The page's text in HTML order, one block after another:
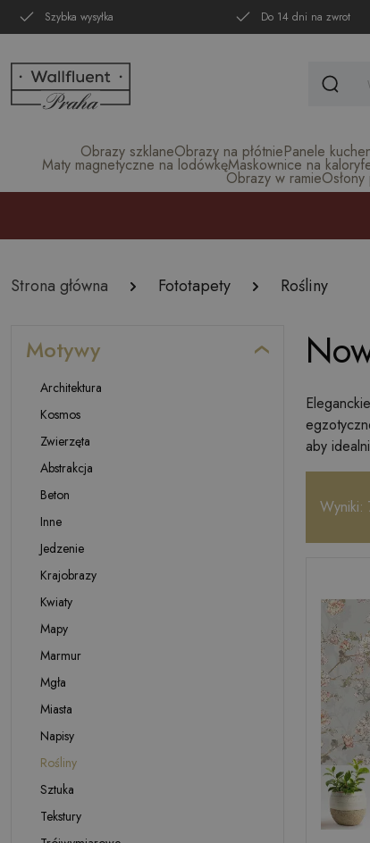
Szybka wysyłka Do 14 dni na zwrot
Obrazy szklaneObrazy na płótniePanele
Maty magnetyczne na lodówkęMaskownice na
Obrazy w ramie
Strona główna Fototapety Rośliny
Motywy
Architektura
Kosmos
Zwierzęta
Abstrakcja
Beton
Inne
Jedzenie
Krajobrazy
Kwiaty
Mapy
Marmur
Mgła
Miasta
Napisy
Rośliny
Sztuka
Tekstury
aby
Wyniki: